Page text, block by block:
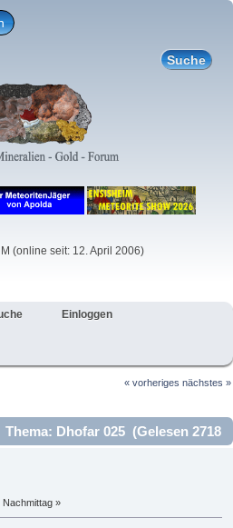
(online seit: 12. April 2006)
Einloggen
« vorheriges nächstes »
Thema: Dhofar 025 (Gelesen 2718
Nachmittag »